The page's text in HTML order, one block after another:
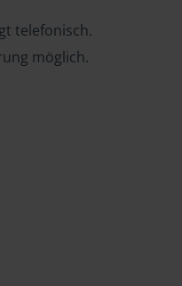
telefonisch.
möglich.